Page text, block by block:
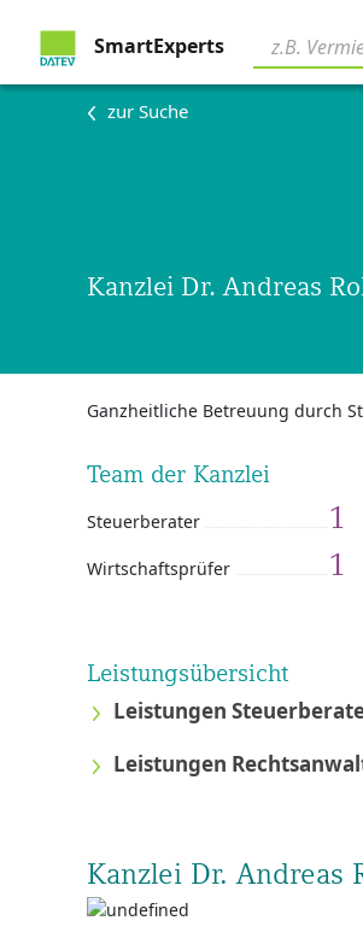
SmartExperts
zur Suche
Kanzlei Dr. Andreas
Ganzheitliche Betreuung durch
Team der Kanzlei
Steuerberater 1
Wirtschaftsprüfer 1
Leistungsübersicht
Leistungen
Leistungen
Kanzlei Dr. Andreas